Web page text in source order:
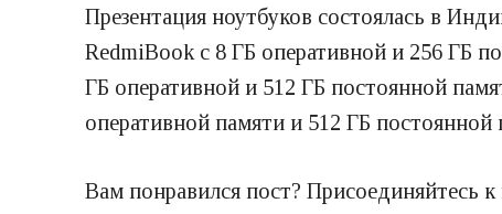
Презентация ноутбуков состоялась в
RedmiBook с 8 ГБ оперативной и 256 ГБ
ГБ оперативной и 512 ГБ постоянной
оперативной памяти и 512 ГБ постоянной
Вам понравился пост? Присоединяйтесь к